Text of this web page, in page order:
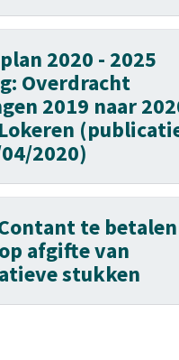
2020 - 2025
Overdracht
2019 naar
2020)
te betalen
afgifte van
stukken